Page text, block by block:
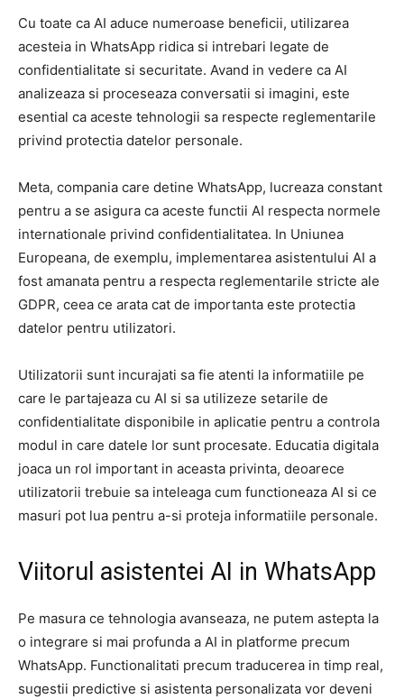
Cu toate ca AI aduce numeroase beneficii, utilizarea
acesteia in WhatsApp ridica si intrebari legate de
confidentialitate si securitate. Avand in vedere ca AI
analizeaza si proceseaza conversatii si imagini, este
esential ca aceste tehnologii sa respecte reglementarile
privind protectia datelor personale.
Meta, compania care detine WhatsApp, lucreaza constant
pentru a se asigura ca aceste functii AI respecta normele
internationale privind confidentialitatea. In Uniunea
Europeana, de exemplu, implementarea asistentului AI a
fost amanata pentru a respecta reglementarile stricte ale
GDPR, ceea ce arata cat de importanta este protectia
datelor pentru utilizatori.
Utilizatorii sunt incurajati sa fie atenti la informatiile pe
care le partajeaza cu AI si sa utilizeze setarile de
confidentialitate disponibile in aplicatie pentru a controla
modul in care datele lor sunt procesate. Educatia digitala
joaca un rol important in aceasta privinta, deoarece
utilizatorii trebuie sa inteleaga cum functioneaza AI si ce
masuri pot lua pentru a-si proteja informatiile personale.
Viitorul asistentei AI in WhatsApp
Pe masura ce tehnologia avanseaza, ne putem astepta la
o integrare si mai profunda a AI in platforme precum
WhatsApp. Functionalitati precum traducerea in timp real,
sugestii predictive si asistenta personalizata vor deveni